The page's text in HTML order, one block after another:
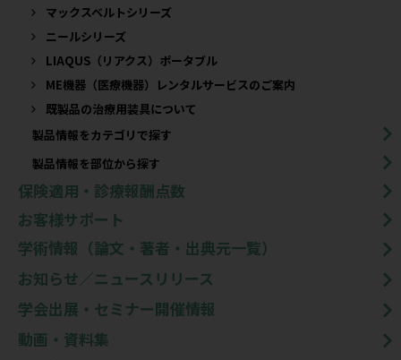
マックスベルトシリーズ
ニールシリーズ
LIAQUS（リアクス）ポータブル
ME機器（医療機器）レンタルサービスのご案内
既製品の治療用装具について​
製品情報をカテゴリで探す
製品情報を部位から探す
保険適用・診療報酬点数
お客様サポート
学術情報（論文・著者・出典元一覧）
お知らせ／ニュースリリース
学会出展・セミナー開催情報
動画・資料集